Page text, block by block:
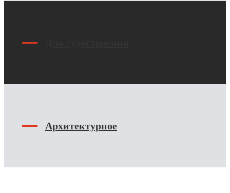
Архитектурное